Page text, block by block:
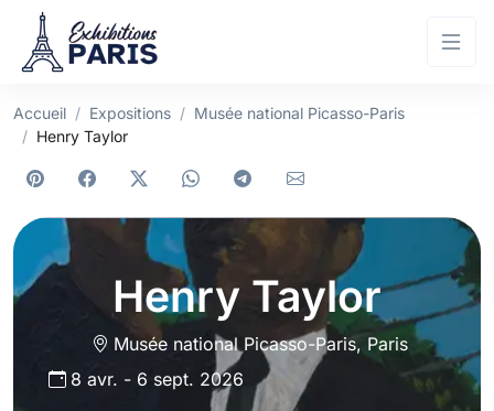
Accueil Expositions
Musée national Picasso-Paris
Henry Taylor
Henry Taylor
Musée national Picasso-Paris, Paris
8 avr. - 6 sept. 2026